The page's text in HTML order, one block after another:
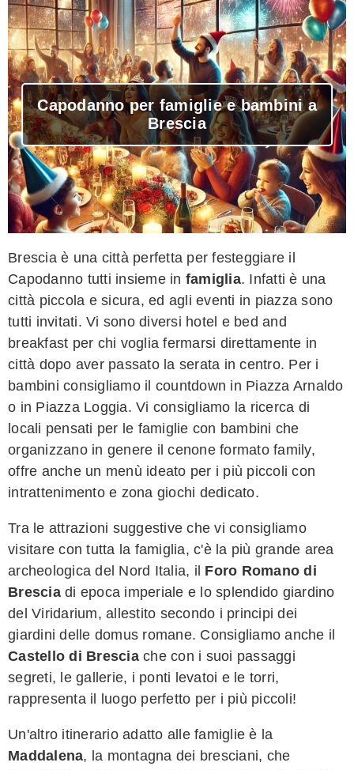
Capodanno per famiglie e bambini a
Brescia
Brescia è una città perfetta per festeggiare il
Capodanno tutti insieme in famiglia. Infatti è una
città piccola e sicura, ed agli eventi in piazza sono
tutti invitati. Vi sono diversi hotel e bed and
breakfast per chi voglia fermarsi direttamente in
città dopo aver passato la serata in centro. Per i
bambini consigliamo il countdown in Piazza Arnaldo
o in Piazza Loggia. Vi consigliamo la ricerca di
locali pensati per le famiglie con bambini che
organizzano in genere il cenone formato family,
offre anche un menù ideato per i più piccoli con
intrattenimento e zona giochi dedicato.
Tra le attrazioni suggestive che vi consigliamo
visitare con tutta la famiglia, c'è la più grande area
archeologica del Nord Italia, il Foro Romano di
Brescia di epoca imperiale e lo splendido giardino
del Viridarium, allestito secondo i principi dei
giardini delle domus romane. Consigliamo anche il
Castello di Bresciache con i suoi passaggi
segreti, le gallerie, i ponti levatoi e le torri,
rappresenta il luogo perfetto per i più piccoli!
Un'altro itinerario adatto alle famiglie è la
Maddalena, la montagna dei bresciani, che